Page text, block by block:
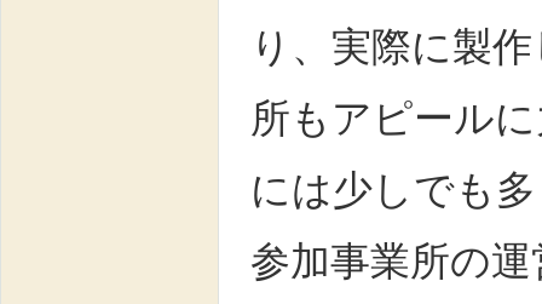
り、実際に製
所もアピール
には少しでも
参加事業所の